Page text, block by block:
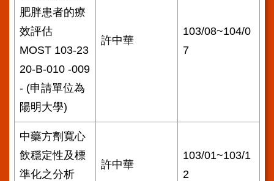
肥胖患者的療
效評估
MOST 103-23
20-B-010 -009
- (申請單位為
陽明大學)
許中華
103/08~104/0
7
中藥方劑寬心
飲穩定性及標
準化之分析
許中華
103/01~103/1
2